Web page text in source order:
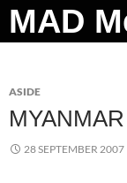
Ga
naar
Zoeken
ASIDE
28 SEPTEMBER 2007